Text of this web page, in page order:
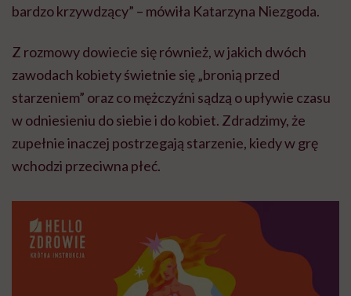
bardzo krzywdzący” – mówiła Katarzyna Niezgoda.
Z rozmowy dowiecie się również, w jakich dwóch
zawodach kobiety świetnie się „bronią przed
starzeniem” oraz co mężczyźni sądzą o upływie czasu
w odniesieniu do siebie i do kobiet. Zdradzimy, że
zupełnie inaczej postrzegają starzenie, kiedy w grę
wchodzi przeciwna płeć.